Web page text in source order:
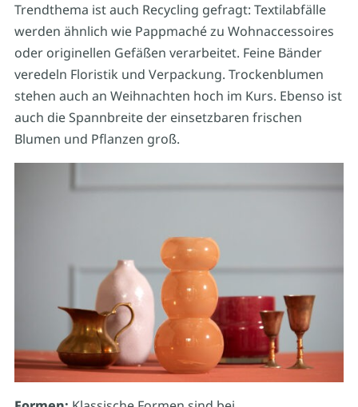
Trendthema ist auch Recycling gefragt: Textilabfälle
werden ähnlich wie Pappmaché zu Wohnaccessoires
oder originellen Gefäßen verarbeitet. Feine Bänder
veredeln Floristik und Verpackung. Trockenblumen
stehen auch an Weihnachten hoch im Kurs. Ebenso ist
auch die Spannbreite der einsetzbaren frischen
Blumen und Pflanzen groß.